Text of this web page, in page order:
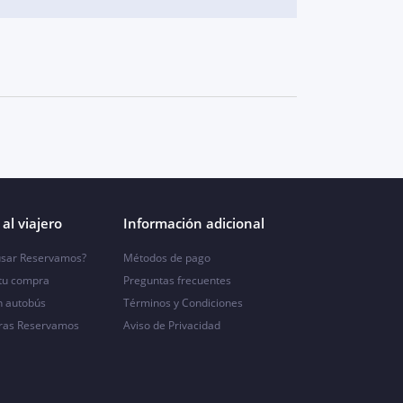
viajero
Reservamos?
compra
autobús
Reservamos
Información adicional
Métodos de pago
Preguntas frecuentes
Términos y Condiciones
Aviso de Privacidad